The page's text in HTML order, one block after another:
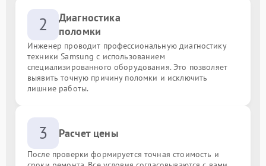
2
Диагностика
поломки
Инженер проводит профессиональную диагностику
техники Samsung с использованием
специализированного оборудования. Это позволяет
выявить точную причину поломки и исключить
лишние работы.
3 Расчет цены
После проверки формируется точная стоимость и